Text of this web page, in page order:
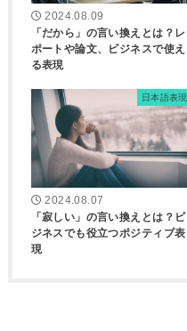
2024.08.09
「だから」の言い換えとは？レ
ポートや論文、ビジネスで使え
る表現
日本語表現
2024.08.07
「寂しい」の言い換えとは？ビ
ジネスでも役立つポジティブ表
現